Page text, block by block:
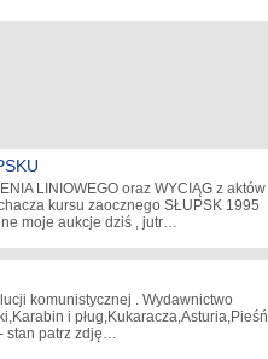
LINIOWEGO oraz WYCIĄG z aktów
kursu zaocznego SŁUPSK 1995
moje aukcje dziś , jutr…
komunistycznej . Wydawnictwo
i pług,Kukaracza,Asturia,Pieśń
stan patrz zdję…